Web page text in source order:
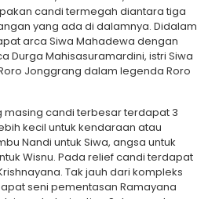
candi termegah diantara tiga
yang ada di dalamnya. Didalam
arca Siwa Mahadewa dengan
Durga Mahisasuramardini, istri Siwa
Jonggrang dalam legenda Roro
masing candi terbesar terdapat 3
kecil untuk kendaraan atau
Nandi untuk Siwa, angsa untuk
Wisnu. Pada relief candi terdapat
Tak jauh dari kompleks
seni pementasan Ramayana